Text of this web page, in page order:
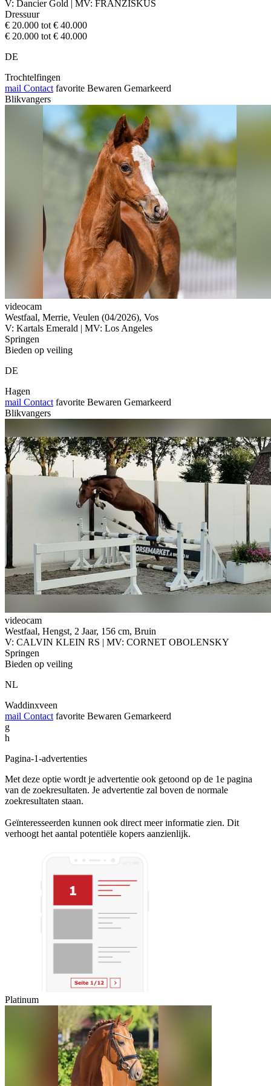
V: Dancier Gold | MV: FRANZISKUS
Dressuur
€ 20.000 tot € 40.000
€ 20.000 tot € 40.000
DE
Trochtelfingen
mail Contact favorite Bewaren Gemarkeerd
Blikvangers
videocam
Westfaal, Merrie, Veulen (04/2026), Vos
V: Kartals Emerald | MV: Los Angeles
Springen
Bieden op veiling
DE
Hagen
mail Contact favorite Bewaren Gemarkeerd
Blikvangers
videocam
Westfaal, Hengst, 2 Jaar, 156 cm, Bruin
V: CALVIN KLEIN RS | MV: CORNET OBOLENSKY
Springen
Bieden op veiling
NL
Waddinxveen
mail Contact favorite Bewaren Gemarkeerd
g
h
Pagina-1-advertenties
Met deze optie wordt je advertentie ook getoond op de 1e pagina
van de zoekresultaten. Je advertentie zal boven de normale
zoekresultaten staan.
Geïnteresseerden kunnen ook direct meer informatie zien. Dit
verhoogt het aantal potentiële kopers aanzienlijk.
Platinum